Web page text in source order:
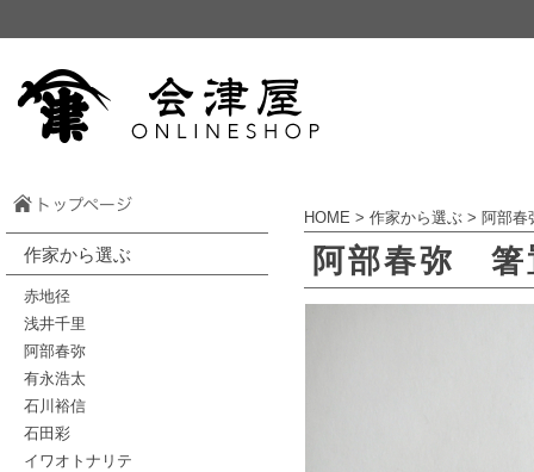
作家から選ぶ
赤地径
浅井千里
阿部春弥
有永浩太
石川裕信
石田彩
イワオトナリテ
HOME > 作家から選ぶ > 阿部春
阿部春弥 箸